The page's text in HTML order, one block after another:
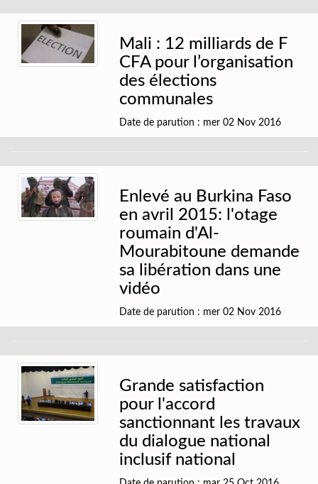
Mali : 12 milliards de F
CFA pour l’organisation
des élections
communales
Date de parution : mer 02 Nov 2016
Enlevé au Burkina Faso
en avril 2015: l'otage
roumain d'Al-
Mourabitoune demande
sa libération dans une
vidéo
Date de parution : mer 02 Nov 2016
Grande satisfaction
pour l'accord
sanctionnant les travaux
du dialogue national
inclusif national